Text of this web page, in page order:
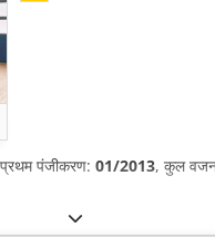
पंजीकरण: 01/2013, कुल